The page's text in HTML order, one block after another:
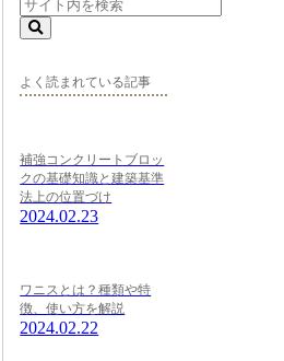
よく読まれている記事
補強コンクリートブロッ
クの基礎知識と建築基準
法上の位置づけ
2024.02.23
ワニスとは？種類や特
徴、使い方を解説
2024.02.22